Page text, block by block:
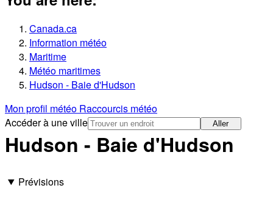
Canada.ca
Information météo
Maritime
Météo maritimes
Hudson - Baie d'Hudson
Mon profil météo Raccourcis météo
Accéder à une ville
Aller
Hudson - Baie d'Hudson
Prévisions